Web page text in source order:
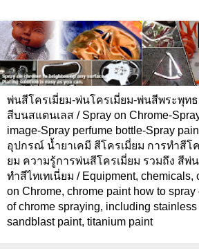
พ่นสีโครเมี่ยม-พ่นโครเมี่ยม-พ่นสีพระพุ
สีบนสแตนเลส / Spray on Chrome-
image-Spray perfume bottle-Spray
อุปกรณ์ น้ำยาเคมี สีโครเมี่ยม การทำสีโ
ยม ความรู้การพ่นสีโครเมี่ยม รวมถึง สีพ่
ทำสีไทเทเนี่ยม / Equipment, chemicals,
on Chrome, chrome paint how to
of chrome spraying, including
sandblast paint, titanium paint